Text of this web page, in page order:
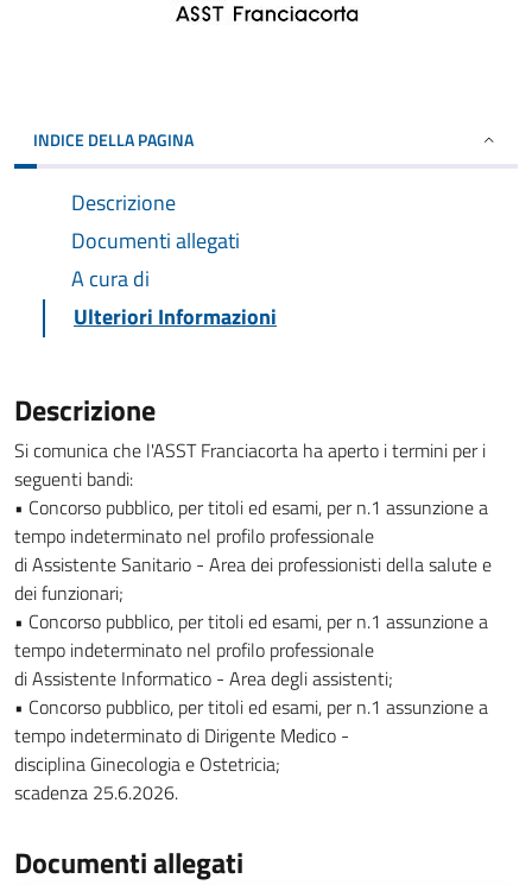
INDICE DELLA PAGINA
Descrizione
Documenti allegati
A cura di
Ulteriori Informazioni
Descrizione
Si comunica che l'ASST Franciacorta ha aperto i termini per i
seguenti bandi:
• Concorso pubblico, per titoli ed esami, per n.1 assunzione a
tempo indeterminato nel profilo professionale
di Assistente Sanitario - Area dei professionisti della salute e
dei funzionari;
• Concorso pubblico, per titoli ed esami, per n.1 assunzione a
tempo indeterminato nel profilo professionale
di Assistente Informatico - Area degli assistenti;
• Concorso pubblico, per titoli ed esami, per n.1 assunzione a
tempo indeterminato di Dirigente Medico -
disciplina Ginecologia e Ostetricia;
scadenza 25.6.2026.
Documenti allegati